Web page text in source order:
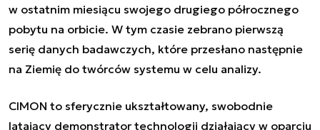
w ostatnim miesiącu swojego drugiego półrocznego
pobytu na orbicie. W tym czasie zebrano pierwszą
serię danych badawczych, które przesłano następnie
na Ziemię do twórców systemu w celu analizy.
CIMON to sferycznie ukształtowany, swobodnie
latający demonstrator technologii działający w oparciu